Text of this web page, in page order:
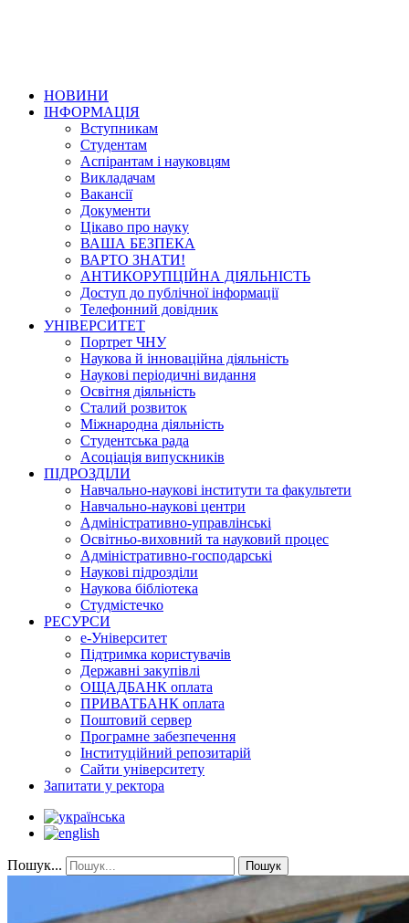
НОВИНИ
ІНФОРМАЦІЯ
Вступникам
Студентам
Аспірантам і науковцям
Викладачам
Вакансії
Документи
Цікаво про науку
ВАША БЕЗПЕКА
ВАРТО ЗНАТИ!
АНТИКОРУПЦІЙНА ДІЯЛЬНІСТЬ
Доступ до публічної інформації
Телефонний довідник
УНІВЕРСИТЕТ
Портрет ЧНУ
Наукова й інноваційна діяльність
Наукові періодичні видання
Освітня діяльність
Сталий розвиток
Міжнародна діяльність
Студентська рада
Асоціація випускників
ПІДРОЗДІЛИ
Навчально-наукові інститути та факультети
Навчально-наукові центри
Адміністративно-управлінські
Освітньо-виховний та науковий процес
Адміністративно-господарські
Наукові підрозділи
Наукова бібліотека
Студмістечко
РЕСУРСИ
е-Університет
Підтримка користувачів
Державні закупівлі
ОЩАДБАНК оплата
ПРИВАТБАНК оплата
Поштовий сервер
Програмне забезпечення
Інституційний репозитарій
Сайти університету
Запитати у ректора
Пошук... Пошук